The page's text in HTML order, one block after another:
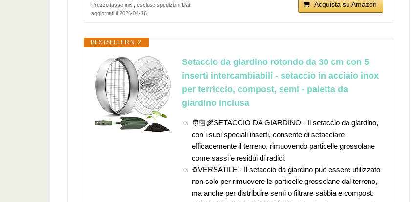
Acquista su Amazon
Prezzo tasse incl., escluse spedizioni Dati
aggiornati il 2026-04-16
BESTSELLER N. 2
Setaccio da giardino rotondo da 30 cm con 5
inserti intercambiabili - setaccio in acciaio inox
per terriccio, compost, semi - paletta da
giardino inclusa
🧑🏻‍🌾SETACCIO DA GIARDINO - Il setaccio da giardino,
con i suoi speciali inserti, consente di setacciare
efficacemente il terreno, rimuovendo particelle grossolane
come sassi e residui di radici.
♻️VERSATILE - Il setaccio da giardino può essere utilizzato
non solo per rimuovere le particelle grossolane dal terreno,
ma anche per distribuire semi o filtrare sabbia e compost.